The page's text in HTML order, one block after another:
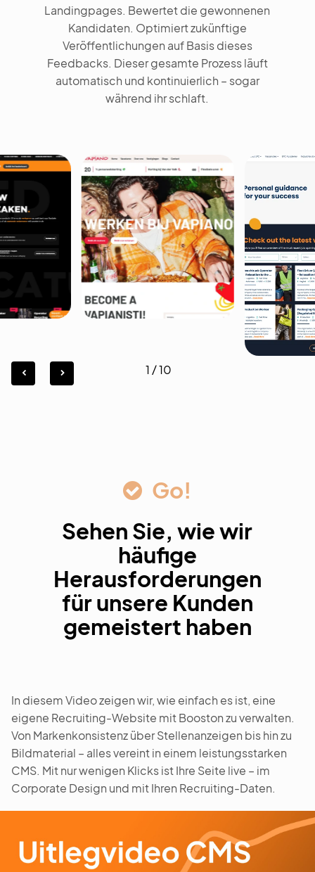
Landingpages. Bewertet die gewonnenen
Kandidaten. Optimiert zukünftige
Veröffentlichungen auf Basis dieses
Feedbacks. Dieser gesamte Prozess läuft
automatisch und kontinuierlich – sogar
während ihr schlaft.
1 /10
Go!
Sehen Sie, wie wir
häufige
Herausforderungen
für unsere Kunden
gemeistert haben
In diesem Video zeigen wir, wie einfach es ist, eine
eigene Recruiting-Website mit Booston zu verwalten.
Von Markenkonsistenz über Stellenanzeigen bis hin zu
Bildmaterial – alles vereint in einem leistungsstarken
CMS. Mit nur wenigen Klicks ist Ihre Seite live – im
Corporate Design und mit Ihren Recruiting-Daten.